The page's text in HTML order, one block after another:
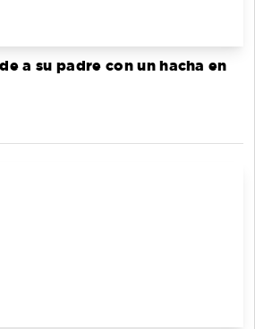
a su padre con un hacha en